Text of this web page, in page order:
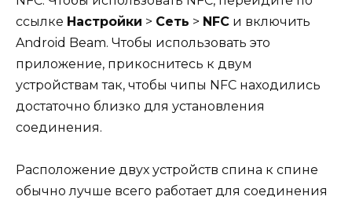
ссылке Настройки > Сеть > NFC и включить
Android Beam. Чтобы использовать это
приложение, прикоснитесь к двум
устройствам так, чтобы чипы NFC находились
достаточно близко для установления
соединения.
Расположение двух устройств спина к спине
обычно лучше всего работает для соединения